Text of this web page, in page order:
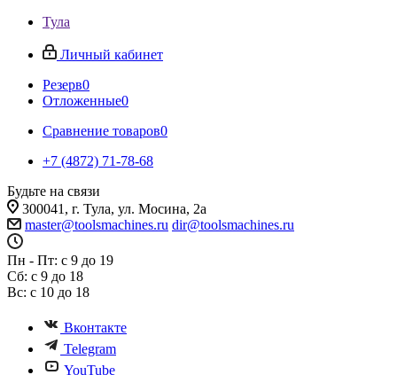
Тула
Личный кабинет
Резерв0
Отложенные0
Сравнение товаров0
+7 (4872) 71-78-68
Будьте на связи
300041, г. Тула, ул. Мосина, 2а
master@toolsmachines.ru dir@toolsmachines.ru
Пн - Пт: с 9 до 19
Сб: с 9 до 18
Вс: с 10 до 18
Вконтакте
Telegram
YouTube